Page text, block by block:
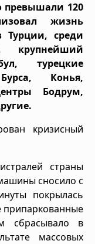
превышали 120
жизнь
Турции, среди
крупнейший
турецкие
Конья,
Бодрум,
кризисный
страны
сносило с
покрылась
припаркованные
в
массовых